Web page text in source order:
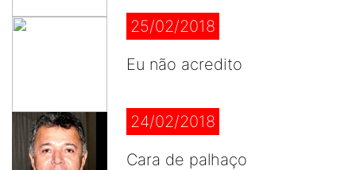
25/02/2018
Eu não acredito
24/02/2018
Cara de palhaço